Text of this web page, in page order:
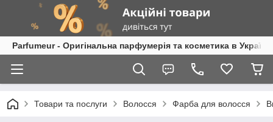
Parfumeur - Оригінальна парфумерія та косметика в Україні
Товари та послуги Волосся Фарба для волосся